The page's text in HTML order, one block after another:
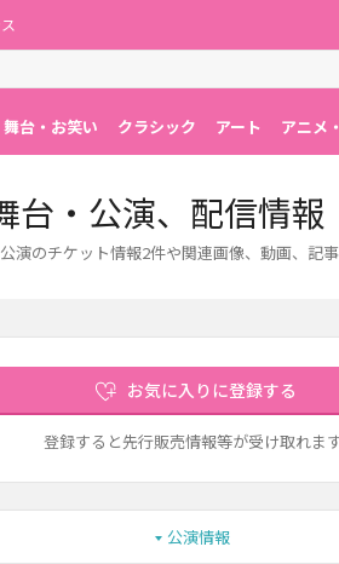
台・お笑い クラシック アート アニメ
台・公演、配信情報
のチケット情報2件や関連画像、動画、記
お気に入りに登録する
登録すると先行販売情報等が受け取れま
公演情報